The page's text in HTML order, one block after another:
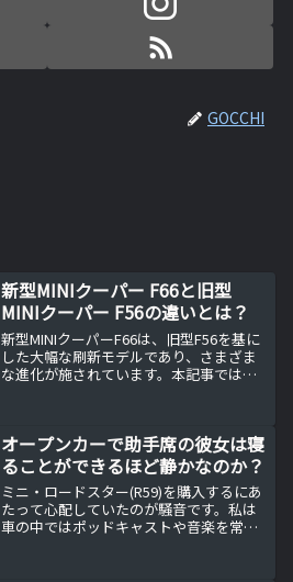
GOCCHI
新型MINIクーパー F66と旧型
MINIクーパー F56の違いとは？
新型MINIクーパーF66は、旧型F56を基に
した大幅な刷新モデルであり、さまざま
な進化が施されています。本記事では、
オープンカーで助手席の彼女は寝
ることができるほど静かなのか？
ミニ・ロードスター(R59)を購入するにあ
たって心配していたのが騒音です。私は
車の中ではポッドキャストや音楽を常に